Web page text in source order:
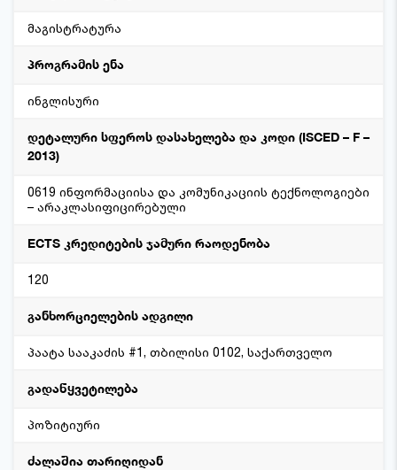
მაგისტრატურა
პროგრამის ენა
ინგლისური
დეტალური სფეროს დასახელება და კოდი (ISCED – F –
2013)
0619 ინფორმაციისა და კომუნიკაციის ტექნოლოგიები
– არაკლასიფიცირებული
ECTS კრედიტების ჯამური რაოდენობა
120
განხორციელების ადგილი
პაატა სააკაძის #1, თბილისი 0102, საქართველო
გადაწყვეტილება
პოზიტიური
ძალაშია თარიღიდან